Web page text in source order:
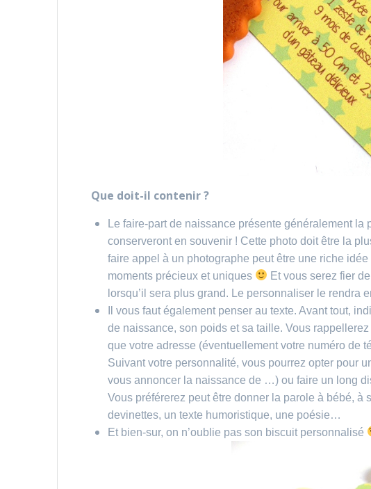
Que doit-il contenir ?
Le faire-part de naissance présente généralement la
conserveront en souvenir ! Cette photo doit être la
faire appel à un photographe peut être une riche
moments précieux et uniques
Et vous serez fier
lorsqu’il sera plus grand. Le personnaliser le rendra
Il vous faut également penser au texte. Avant tout,
de naissance, son poids et sa taille. Vous
que votre adresse (éventuellement votre numéro de
Suivant votre personnalité, vous pourrez opter pour
vous annoncer la naissance de …) ou faire un long
Vous préférerez peut être donner la parole à bébé, à
devinettes, un texte humoristique, une poésie…
Et bien-sur, on n’oublie pas son biscuit personnalisé